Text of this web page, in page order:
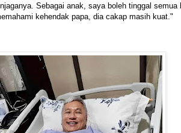
Sebagai anak, saya boleh tinggal semua
kehendak papa, dia cakap masih kuat."